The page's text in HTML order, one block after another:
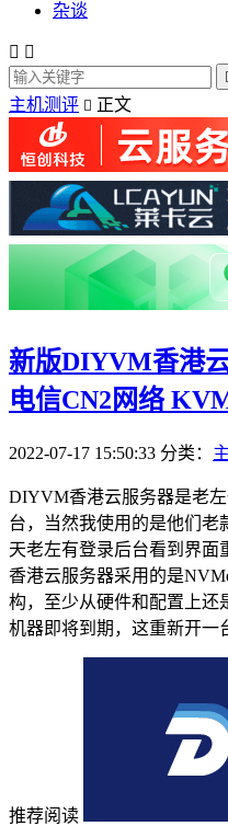
杂谈
 
主机测评  正文
新版DIYVM香港
电信CN2网络
2022-07-17 15:50:33 分类：
DIYVM香港云服务器是老
台，当然我使用的是他们老
天老左有登录后台看到界面
香港云服务器采用的是
构，至少从硬件和配置上还
机器即将到期，这重新开一
推荐阅读